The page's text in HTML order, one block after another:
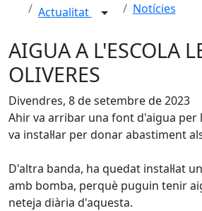
Actualitat Notícies
AIGUA A L'ESCOLA
OLIVERES
Divendres, 8 de setembre de 2023
Ahir va arribar una font d'aigua per
va instal·lar per donar abastiment
D'altra banda, ha quedat instal·lat
amb bomba, perquè puguin tenir
neteja diària d'aquesta.